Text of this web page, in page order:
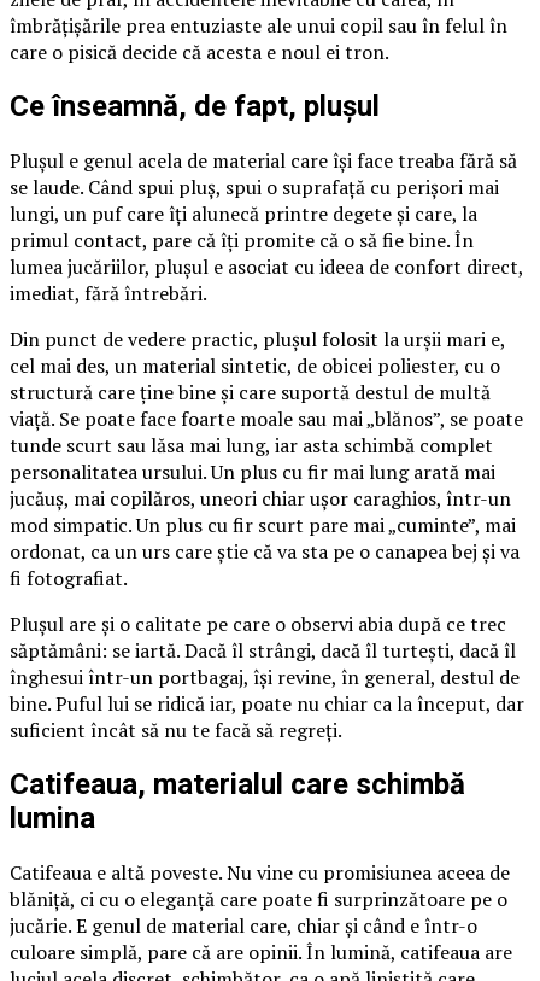
îmbrățișările prea entuziaste ale unui copil sau în felul în
care o pisică decide că acesta e noul ei tron.
Ce înseamnă, de fapt, plușul
Plușul e genul acela de material care își face treaba fără să
se laude. Când spui pluș, spui o suprafață cu perișori mai
lungi, un puf care îți alunecă printre degete și care, la
primul contact, pare că îți promite că o să fie bine. În
lumea jucăriilor, plușul e asociat cu ideea de confort direct,
imediat, fără întrebări.
Din punct de vedere practic, plușul folosit la urșii mari e,
cel mai des, un material sintetic, de obicei poliester, cu o
structură care ține bine și care suportă destul de multă
viață. Se poate face foarte moale sau mai „blănos”, se poate
tunde scurt sau lăsa mai lung, iar asta schimbă complet
personalitatea ursului. Un plus cu fir mai lung arată mai
jucăuș, mai copilăros, uneori chiar ușor caraghios, într-un
mod simpatic. Un plus cu fir scurt pare mai „cuminte”, mai
ordonat, ca un urs care știe că va sta pe o canapea bej și va
fi fotografiat.
Plușul are și o calitate pe care o observi abia după ce trec
săptămâni: se iartă. Dacă îl strângi, dacă îl turtești, dacă îl
înghesui într-un portbagaj, își revine, în general, destul de
bine. Puful lui se ridică iar, poate nu chiar ca la început, dar
suficient încât să nu te facă să regreți.
Catifeaua, materialul care schimbă
lumina
Catifeaua e altă poveste. Nu vine cu promisiunea aceea de
blăniță, ci cu o eleganță care poate fi surprinzătoare pe o
jucărie. E genul de material care, chiar și când e într-o
culoare simplă, pare că are opinii. În lumină, catifeaua are